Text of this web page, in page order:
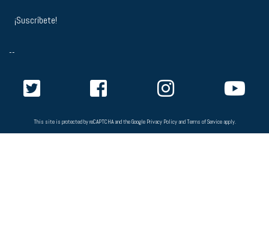
--
This site is protected by reCAPTCHA and the Google Privacy PolicyandTerms of Serviceapply.